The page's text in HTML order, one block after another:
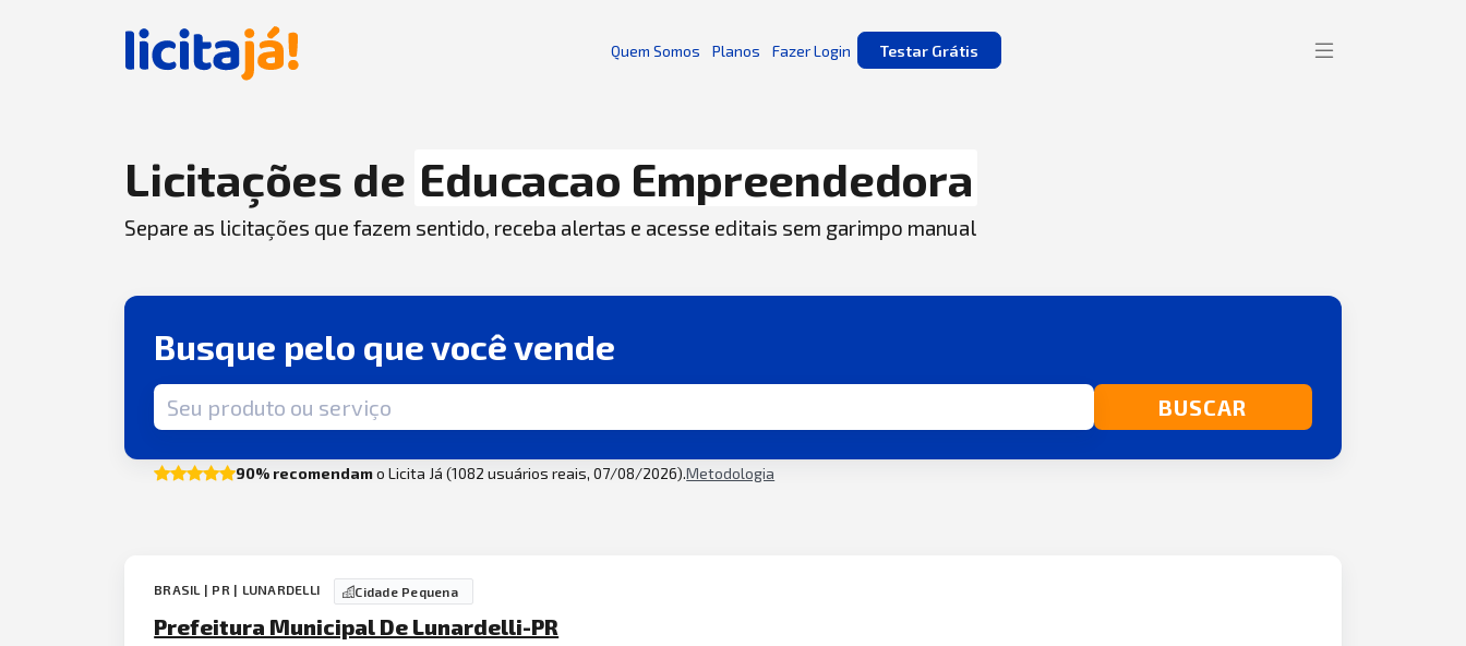
Quem Somos Planos Fazer Login Testar Grátis
Licitações de Educacao Empreendedora
Separe as licitações que fazem sentido, receba alertas e acesse editais sem garimpo manual
Busque pelo que você vende
Termo de busca BUSCAR
90% recomendamo Licita Já (1082 usuários reais, 07/08/2026).Metodologia
BRASIL | PR | LUNARDELLI Cidade Pequena
Prefeitura Municipal De Lunardelli-PR